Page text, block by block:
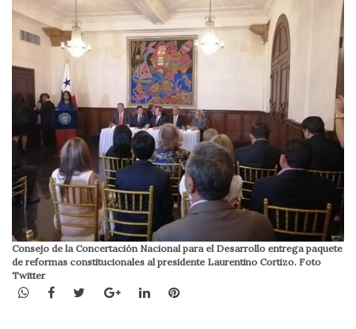
Consejo de la Concertación Nacional para el Desarrollo entrega paquete
de reformas constitucionales al presidente Laurentino Cortizo. Foto
Twitter
WhatsApp
Facebook
TwitterGoogle+LinkedInPinterest